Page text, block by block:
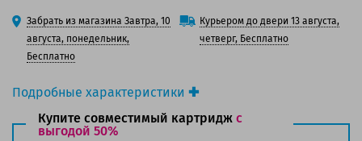
Подробные характеристики
Производитель принтера:Canon
Производитель:Canon
100 баллов
125 баллов
Забрать из магазина Завтра, 10
августа, понедельник,
Бесплатно
Курьером до двери 13 августа,
четверг, Бесплатно
Купите совместимый картридж с
выгодой 50%